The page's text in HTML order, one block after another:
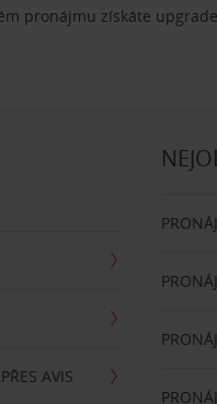
pronájmu získáte
AVIS